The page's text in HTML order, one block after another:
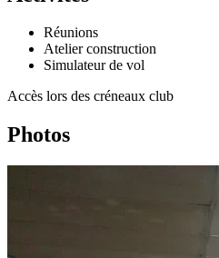
Réunions
Atelier construction
Simulateur de vol
Accès lors des créneaux club
Photos